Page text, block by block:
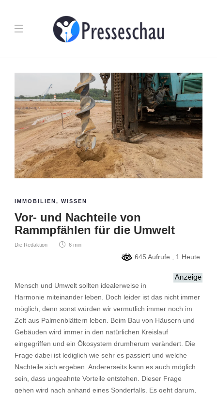
IMMOBILIEN , WISSEN
Vor- und Nachteile von
Rammpfählen für die Umwelt
Die Redaktion 6 min
645 Aufrufe , 1 Heute
Mensch und Umwelt sollten idealerweise in
Harmonie miteinander leben. Doch leider ist das nicht immer
möglich, denn sonst würden wir vermutlich immer noch im
Zelt aus Palmenblättern leben. Beim Bau von Häusern und
Gebäuden wird immer in den natürlichen Kreislauf
eingegriffen und ein Ökosystem drumherum verändert. Die
Frage dabei ist lediglich wie sehr es passiert und welche
Nachteile sich ergeben. Andererseits kann es auch möglich
sein, dass ungeahnte Vorteile entstehen. Dieser Frage
gehen wird nach anhand eines Sonderfalls. Es geht darum,